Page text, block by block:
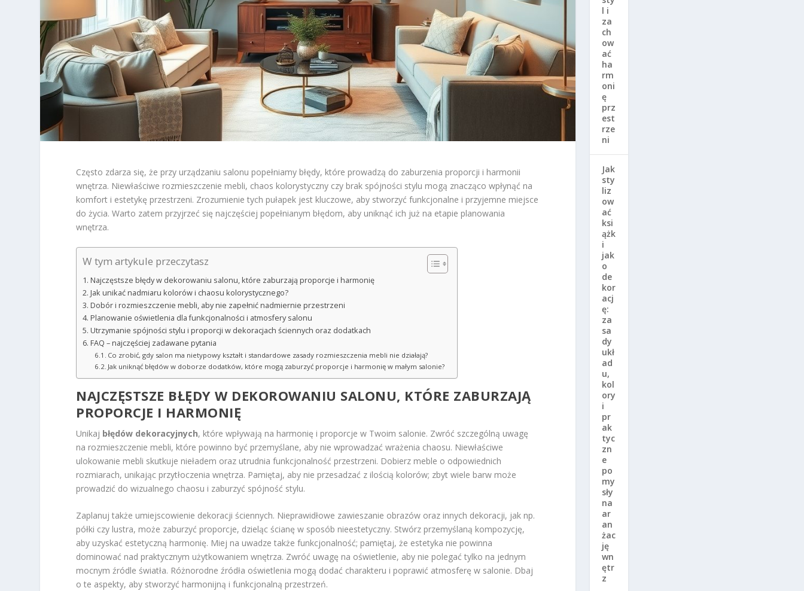
Często zdarza się, że przy urządzaniu salonu popełniamy błędy, które prowadzą do zaburzenia proporcji i harmonii
wnętrza. Niewłaściwe rozmieszczenie mebli, chaos kolorystyczny czy brak spójności stylu mogą znacząco wpłynąć na
komfort i estetykę przestrzeni. Zrozumienie tych pułapek jest kluczowe, aby stworzyć funkcjonalne i przyjemne miejsce
do życia. Warto zatem przyjrzeć się najczęściej popełnianym błędom, aby uniknąć ich już na etapie planowania
wnętrza.
W tym artykule przeczytasz
Najczęstsze błędy w dekorowaniu salonu, które zaburzają proporcje i harmonię
Jak unikać nadmiaru kolorów i chaosu kolorystycznego?
Dobór i rozmieszczenie mebli, aby nie zapełnić nadmiernie przestrzeni
Planowanie oświetlenia dla funkcjonalności i atmosfery salonu
Utrzymanie spójności stylu i proporcji w dekoracjach ściennych oraz dodatkach
FAQ – najczęściej zadawane pytania
Co zrobić, gdy salon ma nietypowy kształt i standardowe zasady rozmieszczenia mebli nie działają?
Jak uniknąć błędów w doborze dodatków, które mogą zaburzyć proporcje i harmonię w małym salonie?
NAJCZĘSTSZE BŁĘDY W DEKOROWANIU SALONU, KTÓRE ZABURZAJĄ
PROPORCJE I HARMONIĘ
Unikaj błędów dekoracyjnych, które wpływają na harmonię i proporcje w Twoim salonie. Zwróć szczególną uwagę
na rozmieszczenie mebli, które powinno być przemyślane, aby nie wprowadzać wrażenia chaosu. Niewłaściwe
ulokowanie mebli skutkuje nieładem oraz utrudnia funkcjonalność przestrzeni. Dobierz meble o odpowiednich
rozmiarach, unikając przytłoczenia wnętrza. Pamiętaj, aby nie przesadzać z ilością kolorów; zbyt wiele barw może
prowadzić do wizualnego chaosu i zaburzyć spójność stylu.
Zaplanuj także umiejscowienie dekoracji ściennych. Nieprawidłowe zawieszanie obrazów oraz innych dekoracji, jak np.
półki czy lustra, może zaburzyć proporcje, dzieląc ścianę w sposób nieestetyczny. Stwórz przemyślaną kompozycję,
aby uzyskać estetyczną harmonię. Miej na uwadze także funkcjonalność; pamiętaj, że estetyka nie powinna
dominować nad praktycznym użytkowaniem wnętrza. Zwróć uwagę na oświetlenie, aby nie polegać tylko na jednym
mocnym źródle światła. Różnorodne źródła oświetlenia mogą dodać charakteru i poprawić atmosferę w salonie. Dbaj
o te aspekty, aby stworzyć harmonijną i funkcjonalną przestrzeń.
l i
za
ch
ow
ać
ha
rm
oni
ę
prz
est
rze
ni
Jak
sty
liz
ow
ać
ksi
ążk
i
jak
o
de
kor
acj
ę:
za
sa
dy
ukł
ad
u,
kol
ory
i
pr
ak
tyc
zn
e
po
my
sły
na
ar
an
żac
ję
wn
ętr
z